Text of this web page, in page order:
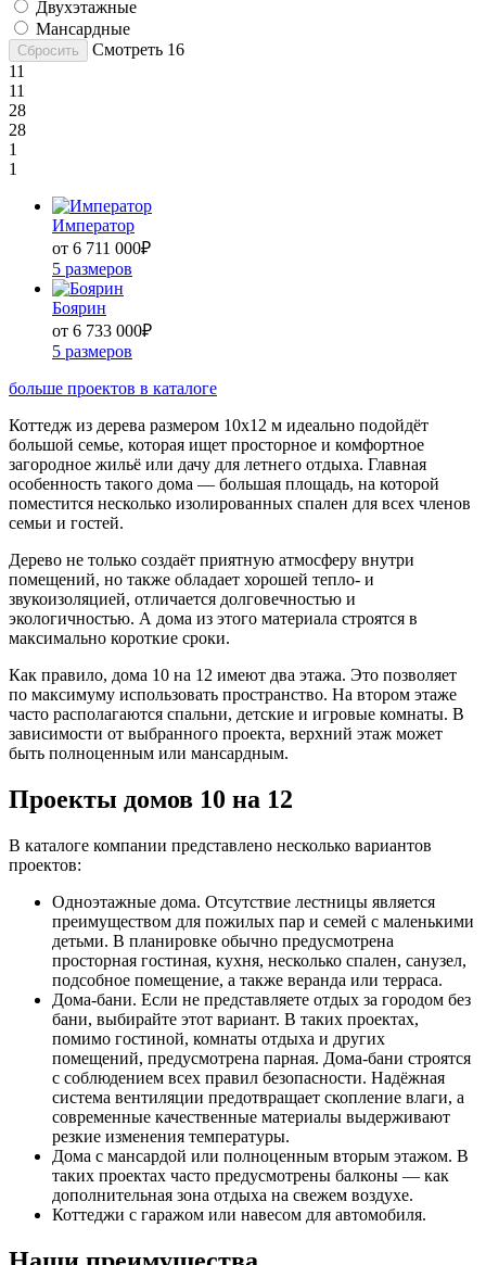
Двухэтажные
Мансардные
Сбросить Смотреть 16
11
11
28
28
1
1
Император
от 6 711 000₽
5 размеров
Боярин
от 6 733 000₽
5 размеров
больше проектов в каталоге
Коттедж из дерева размером 10х12 м идеально подойдёт
большой семье, которая ищет просторное и комфортное
загородное жильё или дачу для летнего отдыха. Главная
особенность такого дома — большая площадь, на которой
поместится несколько изолированных спален для всех членов
семьи и гостей.
Дерево не только создаёт приятную атмосферу внутри
помещений, но также обладает хорошей тепло- и
звукоизоляцией, отличается долговечностью и
экологичностью. А дома из этого материала строятся в
максимально короткие сроки.
Как правило, дома 10 на 12 имеют два этажа. Это позволяет
по максимуму использовать пространство. На втором этаже
часто располагаются спальни, детские и игровые комнаты. В
зависимости от выбранного проекта, верхний этаж может
быть полноценным или мансардным.
Проекты домов 10 на 12
В каталоге компании представлено несколько вариантов
проектов:
Одноэтажные дома. Отсутствие лестницы является
преимуществом для пожилых пар и семей с маленькими
детьми. В планировке обычно предусмотрена
просторная гостиная, кухня, несколько спален, санузел,
подсобное помещение, а также веранда или терраса.
Дома-бани. Если не представляете отдых за городом без
бани, выбирайте этот вариант. В таких проектах,
помимо гостиной, комнаты отдыха и других
помещений, предусмотрена парная. Дома-бани строятся
с соблюдением всех правил безопасности. Надёжная
система вентиляции предотвращает скопление влаги, а
современные качественные материалы выдерживают
резкие изменения температуры.
Дома с мансардой или полноценным вторым этажом. В
таких проектах часто предусмотрены балконы — как
дополнительная зона отдыха на свежем воздухе.
Коттеджи с гаражом или навесом для автомобиля.